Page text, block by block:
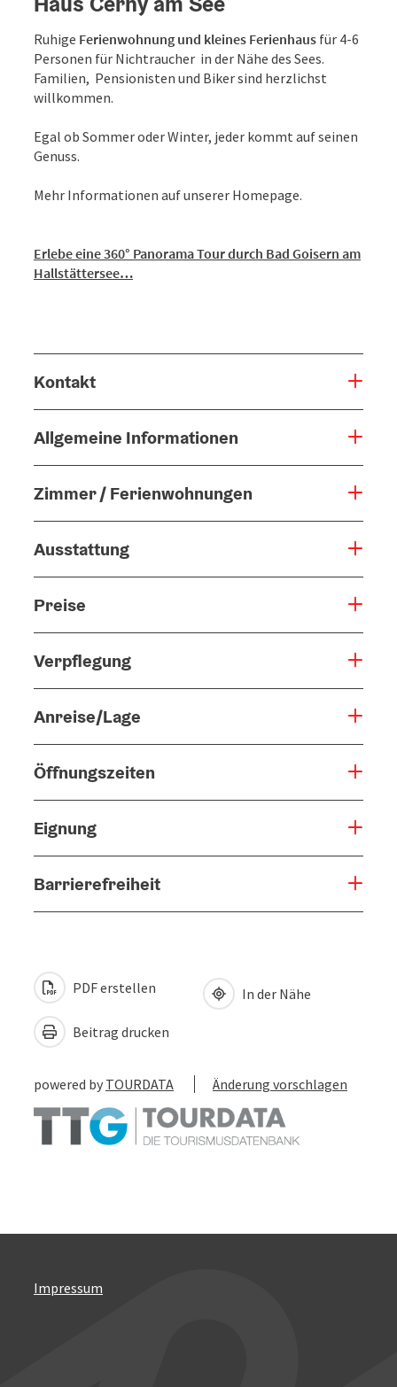
Ruhige Ferienwohnung und kleines Ferienhaus für 4-6
Personen für Nichtraucher in der Nähe des Sees.
Familien, Pensionisten und Biker sind herzlichst
willkommen.
Egal ob Sommer oder Winter, jeder kommt auf seinen
Genuss.
Mehr Informationen auf unserer Homepage.
Erlebe eine 360° Panorama Tour durch Bad Goisern am
Hallstättersee…
Kontakt
Allgemeine Informationen
Zimmer / Ferienwohnungen
Ausstattung
Preise
Verpflegung
Anreise/Lage
Öffnungszeiten
Eignung
Barrierefreiheit
PDF erstellen
Beitrag drucken
In der Nähe
powered by TOURDATA Änderung vorschlagen
Impressum